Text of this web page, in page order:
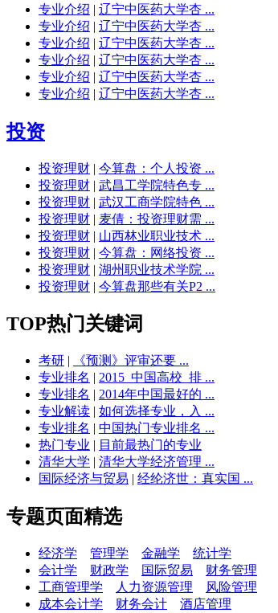
专业介绍 | 辽宁中医药大学杏 ...
专业介绍 | 辽宁中医药大学杏 ...
专业介绍 | 辽宁中医药大学杏 ...
专业介绍 | 辽宁中医药大学杏 ...
专业介绍 | 辽宁中医药大学杏 ...
专业介绍 | 辽宁中医药大学杏 ...
投资
投资理财 | 今算盘：个人投资 ...
投资理财 | 武昌工学院特色专 ...
投资理财 | 武汉工商学院特色 ...
投资理财 | 麦倩：投资理财需 ...
投资理财 | 山西林业职业技术 ...
投资理财 | 今算盘：网络投资 ...
投资理财 | 湖州职业技术学院 ...
投资理财 | 今算盘那些有关P2 ...
TOP热门关键词
考研 |
《预测》评审还要 ...
专业排名 | 2015_中国高校_排 ...
专业排名 | 2014年中国最好的 ...
专业解读 | 如何选择专业，入 ...
专业排名 | 中国热门专业排名 ...
热门专业 | 目前最热门的专业
清华大学 | 清华大学经济管理 ...
国际经济与贸易 | 经纶济世：真实国 ...
专题页面精选
经济学 管理学 金融学
统计学
会计学
财政学 国际贸易
财务管理
工商管理学
人力资源管理
风险管理
成本会计学
财务会计
酒店管理